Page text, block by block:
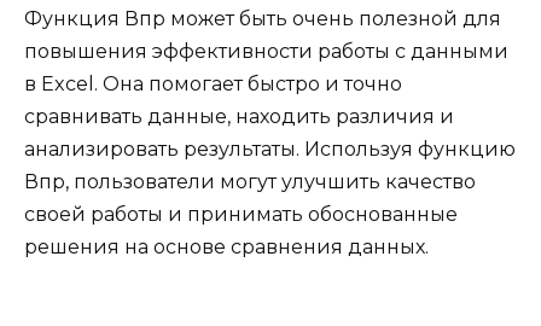
Функция Впр может быть очень полезной для
повышения эффективности работы с данными
в Excel. Она помогает быстро и точно
сравнивать данные, находить различия и
анализировать результаты. Используя функцию
Впр, пользователи могут улучшить качество
своей работы и принимать обоснованные
решения на основе сравнения данных.